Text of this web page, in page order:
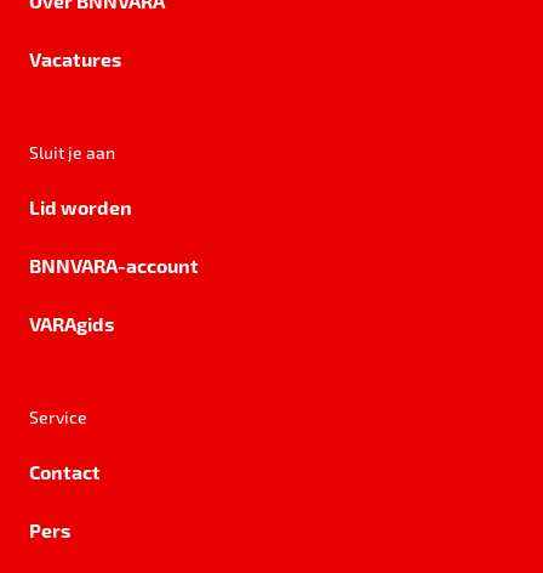
Vacatures
Sluit je aan
Lid worden
BNNVARA-account
VARAgids
Service
Contact
Pers